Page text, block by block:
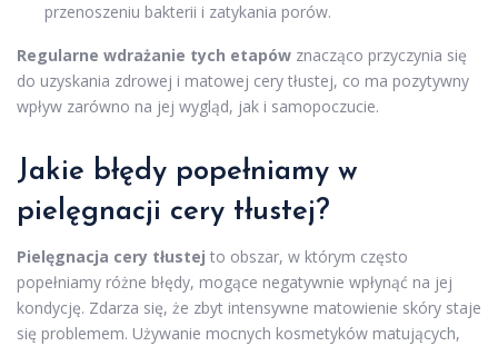
przenoszeniu bakterii i zatykania porów.
Regularne wdrażanie tych etapów znacząco przyczynia się
do uzyskania zdrowej i matowej cery tłustej, co ma pozytywny
wpływ zarówno na jej wygląd, jak i samopoczucie.
Jakie błędy popełniamy w
pielęgnacji cery tłustej?
Pielęgnacja cery tłustej to obszar, w którym często
popełniamy różne błędy, mogące negatywnie wpłynąć na jej
kondycję. Zdarza się, że zbyt intensywne matowienie skóry staje
się problemem. Używanie mocnych kosmetyków matujących,